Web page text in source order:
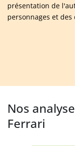
présentation de
personnages et des
Nos
Ferrari